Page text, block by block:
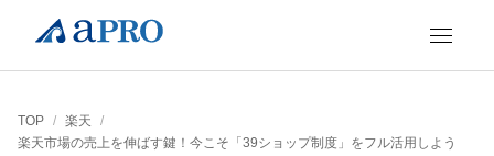
TOP / 楽天
/
楽天市場の売上を伸ばす鍵！今こそ「39ショップ制度」をフル活用しよう